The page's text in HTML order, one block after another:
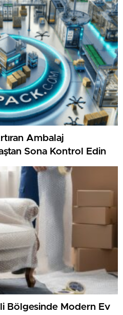
Ambalaj
Sona Kontrol Edin
Bölgesinde Modern Ev